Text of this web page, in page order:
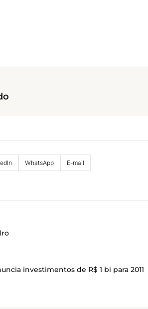
WhatsApp E-mail
investimentos de R$ 1 bi para 2011